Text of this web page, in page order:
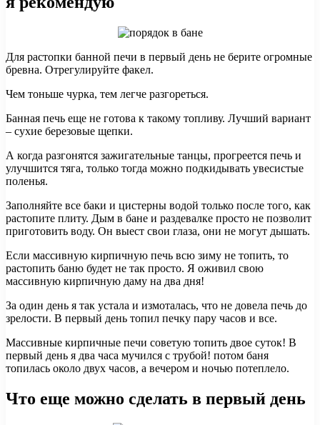
Для растопки банной печи в первый день не берите огромные
бревна. Отрегулируйте факел.
Чем тоньше чурка, тем легче разгореться.
Банная печь еще не готова к такому топливу. Лучший вариант
– сухие березовые щепки.
А когда разгонятся зажигательные танцы, прогреется печь и
улучшится тяга, только тогда можно подкидывать увесистые
поленья.
Заполняйте все баки и цистерны водой только после того, как
растопите плиту. Дым в бане и раздевалке просто не позволит
приготовить воду. Он выест свои глаза, они не могут дышать.
Если массивную кирпичную печь всю зиму не топить, то
растопить баню будет не так просто. Я оживил свою
массивную кирпичную даму на два дня!
За один день я так устала и измоталась, что не довела печь до
зрелости. В первый день топил печку пару часов и все.
Массивные кирпичные печи советую топить двое суток! В
первый день я два часа мучился с трубой! потом баня
топилась около двух часов, а вечером и ночью потеплело.
Что еще можно сделать в первый день